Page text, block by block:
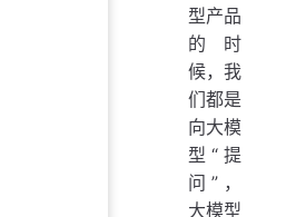
型产品
的时
候，我
们都是
向大模
型“提
问”，
大模型